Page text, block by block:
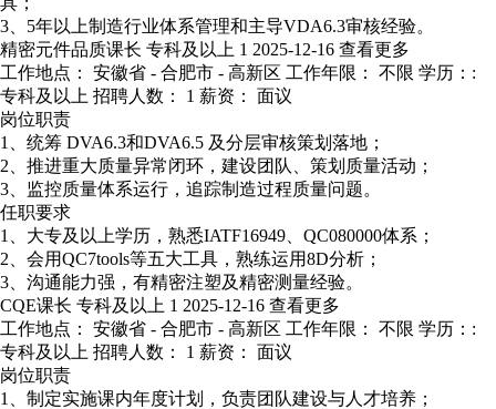
3、5年以上制造行业体系管理和主导VDA6.3审核经验。
精密元件品质课长 专科及以上 1 2025-12-16 查看更多
工作地点： 安徽省 - 合肥市 - 高新区 工作年限： 不限 学历：:
专科及以上 招聘人数： 1 薪资： 面议
岗位职责
1、统筹 DVA6.3和DVA6.5 及分层审核策划落地；
2、推进重大质量异常闭环，建设团队、策划质量活动；
3、监控质量体系运行，追踪制造过程质量问题。
任职要求
1、大专及以上学历，熟悉IATF16949、QC080000体系；
2、会用QC7tools等五大工具，熟练运用8D分析；
3、沟通能力强，有精密注塑及精密测量经验。
CQE课长 专科及以上 1 2025-12-16 查看更多
工作地点： 安徽省 - 合肥市 - 高新区 工作年限： 不限 学历：:
专科及以上 招聘人数： 1 薪资： 面议
岗位职责
1、制定实施课内年度计划，负责团队建设与人才培养；